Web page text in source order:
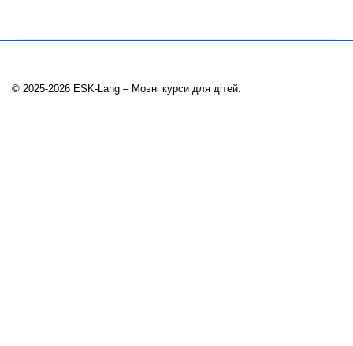
© 2025-2026 ESK-Lang – Мовні курси для дітей.